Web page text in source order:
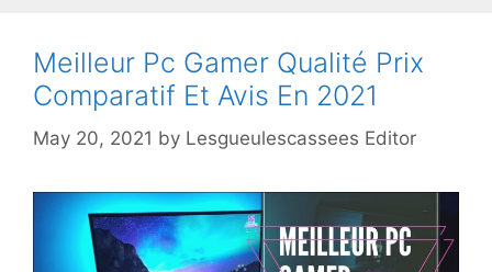
Meilleur Pc Gamer Qualité Prix
Comparatif Et Avis En 2021
May 20, 2021 by Lesgueulescassees Editor